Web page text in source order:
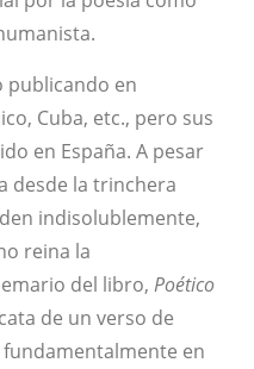
publicando en
Cuba, etc., pero sus
en España. A pesar
desde la trinchera
indisolublemente,
reina la
del libro, Poético
de un verso de
en